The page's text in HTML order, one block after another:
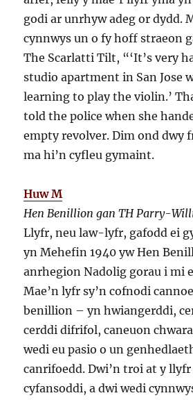
godi ar unrhyw adeg or dydd.
cynnwys un o fy hoff straeon
The Scarlatti Tilt, “‘It’s very
studio apartment in San Jose
learning to play the violin.’
told the police when she
empty revolver. Dim ond dwy
ma hi’n cyfleu gymaint.
Huw M
Hen Benillion gan TH Parry-
Llyfr, neu law-lyfr, gafodd ei
yn Mehefin 1940 yw Hen
anrhegion Nadolig gorau i mi
Mae’n lyfr sy’n cofnodi
benillion – yn hwiangerddi,
cerddi difrifol, caneuon
wedi eu pasio o un
canrifoedd. Dwi’n troi at y
cyfansoddi, a dwi wedi